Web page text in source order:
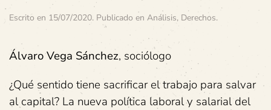
Escrito en 15/07/2020. Publicado en Análisis, Derechos.
Álvaro Vega Sánchez, sociólogo
¿Qué sentido tiene sacrificar el trabajo para salvar
al capital? La nueva política laboral y salarial del